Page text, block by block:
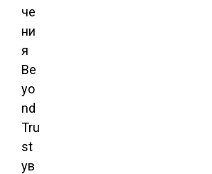
че
ни
я
Be
yo
nd
Tru
st
ув